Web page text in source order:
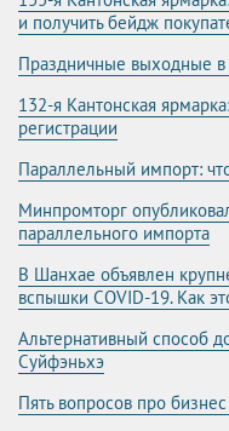
и получить бейдж
Праздничные выходные в
132-я Кантонская
регистрации
Параллельный импорт:
Минпромторг
параллельного импорта
В Шанхае объявлен
вспышки COVID-19. Как
Альтернативный способ
Суйфэньхэ
Пять вопросов про